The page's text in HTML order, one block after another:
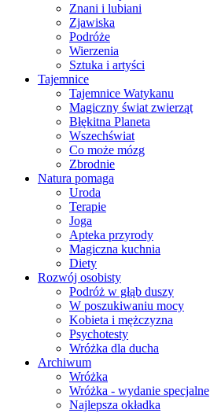
Znani i lubiani
Zjawiska
Podróże
Wierzenia
Sztuka i artyści
Tajemnice
Tajemnice Watykanu
Magiczny świat zwierząt
Błękitna Planeta
Wszechświat
Co może mózg
Zbrodnie
Natura pomaga
Uroda
Terapie
Joga
Apteka przyrody
Magiczna kuchnia
Diety
Rozwój osobisty
Podróż w głąb duszy
W poszukiwaniu mocy
Kobieta i mężczyzna
Psychotesty
Wróżka dla ducha
Archiwum
Wróżka
Wróżka - wydanie specjalne
Najlepsza okładka